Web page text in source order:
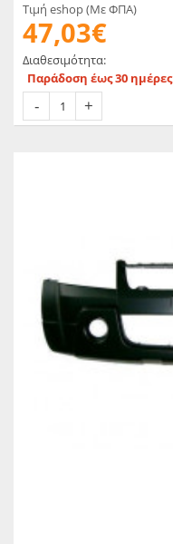
Τιμή eshop (Με ΦΠΑ)
47,03€
Διαθεσιμότητα:
Παράδοση έως 30 ημέρες